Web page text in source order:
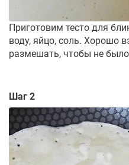
Приготовим тесто для
воду, яйцо, соль. Хорошо
размешать, чтобы не
Шаг 2